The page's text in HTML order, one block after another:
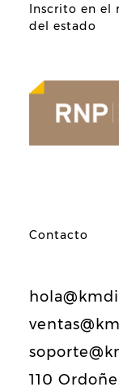
Inscrito en el
del estado
Contacto
110